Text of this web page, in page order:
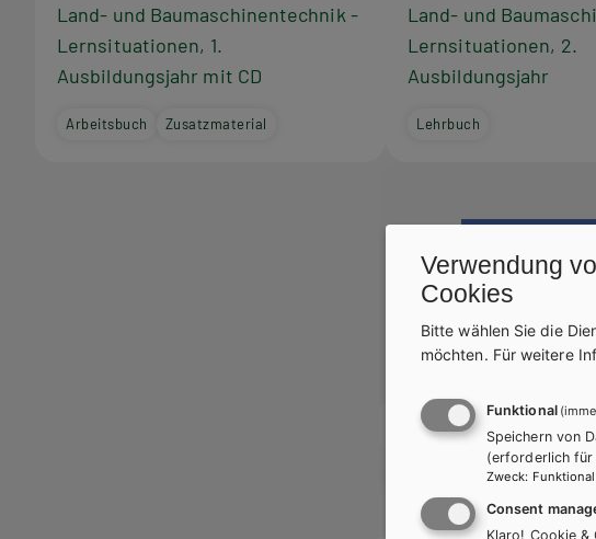
Land- und Baumaschinentechnik -
Lernsituationen, 1.
Ausbildungsjahr mit CD
Arbeitsbuch Zusatzmaterial
Land- und
Lernsituationen, 2.
Ausbildungsjahr
Lehrbuch
Verwendung
Cookies
Bitte wählen Sie die
möchten. Für weitere
Funktional
Speichern von
(erforderlich für
Zweck: Funktional
Consent
Klaro! Cookie